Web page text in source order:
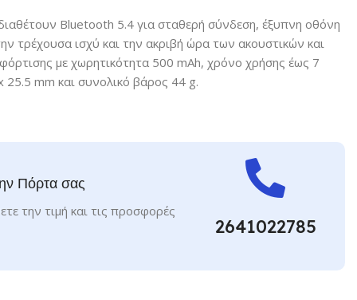
Bluetooth 5.4 για σταθερή σύνδεση, έξυπνη οθόνη
τρέχουσα ισχύ και την ακριβή ώρα των ακουστικών και
με χωρητικότητα 500 mAh, χρόνο χρήσης έως 7
25.5 mm και συνολικό βάρος 44 g.
Πόρτα σας
την τιμή και τις προσφορές
2641022785